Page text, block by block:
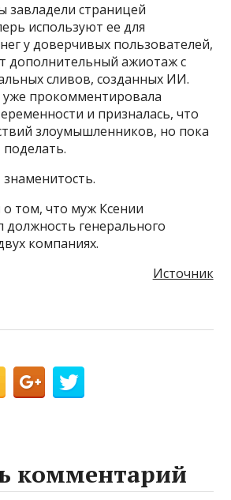
завладели страницей
используют ее для
у доверчивых пользователей,
дополнительный ажиотаж с
сливов, созданных ИИ.
уже прокомментировала
и призналась, что
злоумышленников, но пока
том, что муж Ксении
должность генерального
компаниях.
Источник
комментарий